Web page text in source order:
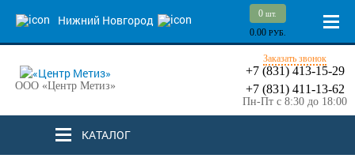
Нижний Новгород 0 шт.
0.00 РУБ.
ООО «Центр Метиз»
Заказать звонок
+7 (831) 413-15-29
+7 (831) 411-13-62
Пн-Пт с 8:30 до 18:00
КАТАЛОГ